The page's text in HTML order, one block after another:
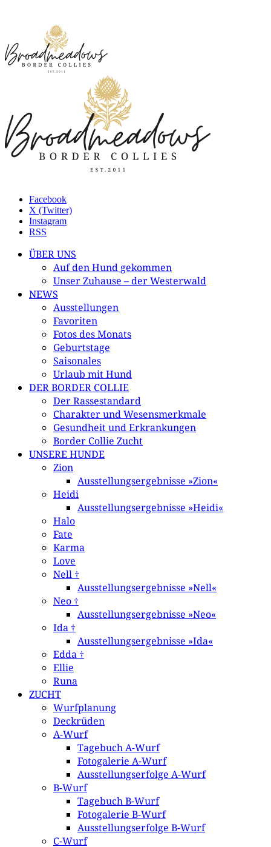
Facebook
X (Twitter)
Instagram
RSS
ÜBER UNS
Auf den Hund gekommen
Unser Zuhause – der Westerwald
NEWS
Ausstellungen
Favoriten
Fotos des Monats
Geburtstage
Saisonales
Urlaub mit Hund
DER BORDER COLLIE
Der Rassestandard
Charakter und Wesensmerkmale
Gesundheit und Erkrankungen
Border Collie Zucht
UNSERE HUNDE
Zion
Ausstellungsergebnisse »Zion«
Heidi
Ausstellungsergebnisse »Heidi«
Halo
Fate
Karma
Love
Nell †
Ausstellungsergebnisse »Nell«
Neo †
Ausstellungsergebnisse »Neo«
Ida †
Ausstellungsergebnisse »Ida«
Edda †
Ellie
Runa
ZUCHT
Wurfplanung
Deckrüden
A-Wurf
Tagebuch A-Wurf
Fotogalerie A-Wurf
Ausstellungserfolge A-Wurf
B-Wurf
Tagebuch B-Wurf
Fotogalerie B-Wurf
Ausstellungserfolge B-Wurf
C-Wurf